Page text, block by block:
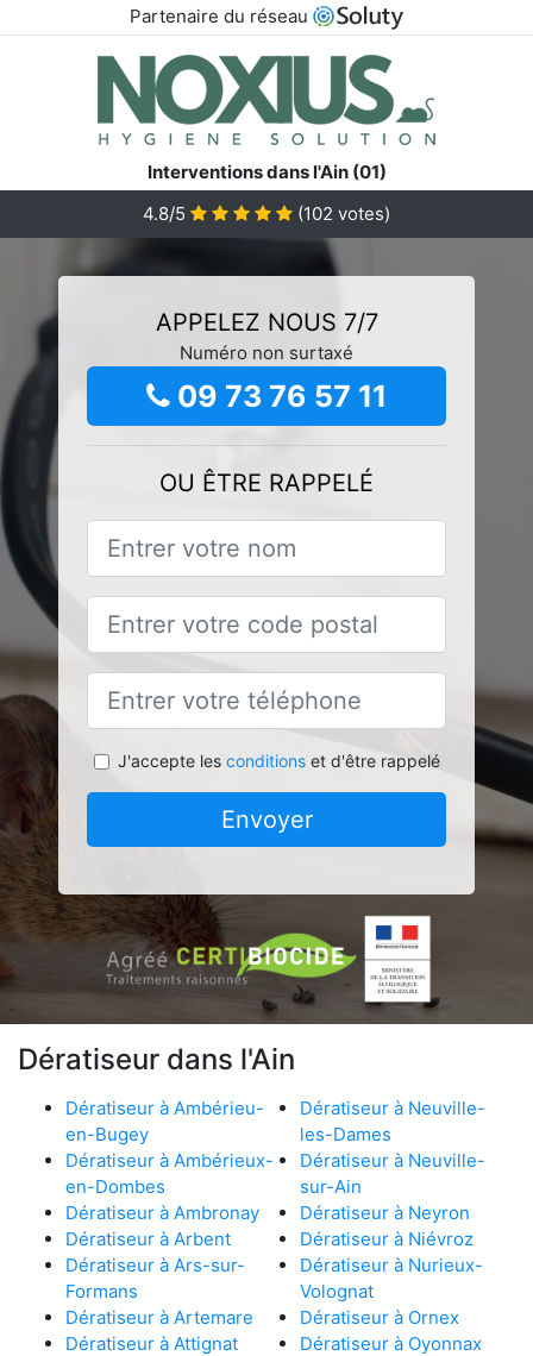
Partenaire du réseau
Interventions dans l'Ain (01)
4.8/5
(102 votes)
APPELEZ NOUS 7/7
Numéro non surtaxé
09 73 76 57 11
OU ÊTRE RAPPELÉ
J'accepte les conditionset d'être rappelé
Envoyer
Dératiseur dans l'Ain
Dératiseur à Ambérieu-
en-Bugey
Dératiseur à Ambérieux-
en-Dombes
Dératiseur à Ambronay
Dératiseur à Arbent
Dératiseur à Ars-sur-
Formans
Dératiseur à Artemare
Dératiseur à Attignat
Dératiseur à Neuville-
les-Dames
Dératiseur à Neuville-
sur-Ain
Dératiseur à Neyron
Dératiseur à Niévroz
Dératiseur à Nurieux-
Volognat
Dératiseur à Ornex
Dératiseur à Oyonnax